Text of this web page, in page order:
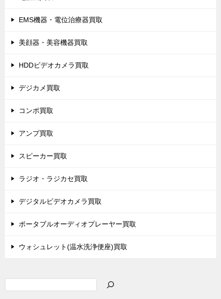
EMS機器・電位治療器買取
美顔器・美容機器買取
HDDビデオカメラ買取
デジカメ買取
コンポ買取
アンプ買取
スピーカー買取
ラジオ・ラジカセ買取
デジタルビデオカメラ買取
ポータブルオーディオプレーヤー買取
ウォシュレット(温水洗浄便座)買取